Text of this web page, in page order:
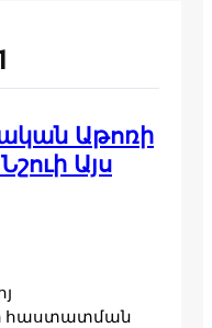
Աթոռի
Այս
հաստատման